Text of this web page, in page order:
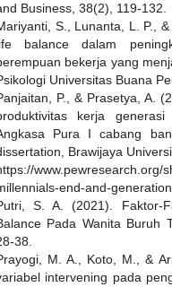
Business, 38(2), 119-132.
S., Lunanta, L. P.,
balance dalam
bekerja yang
Universitas Buana
P., & Prasetya, A.
kerja
Pura I cabang
Brawijaya
www.pewresearch.org/
end-and-
S. A. (2021). Faktor-
Pada Wanita Buruh
38.
M. A., Koto, M., &
intervening pada